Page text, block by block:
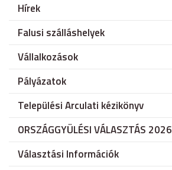
Hírek
Falusi szálláshelyek
Vállalkozások
Pályázatok
Települési Arculati kézikönyv
ORSZÁGGYÜLÉSI VÁLASZTÁS 2026
Választási Információk